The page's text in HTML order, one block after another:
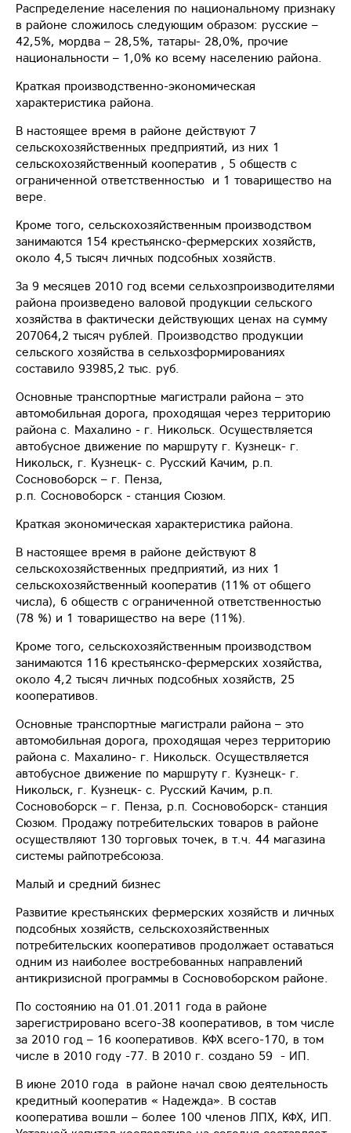
Распределение населения по национальному признаку
в районе сложилось следующим образом: русские –
42,5%, мордва – 28,5%, татары- 28,0%, прочие
национальности – 1,0% ко всему населению района.
Краткая производственно-экономическая
характеристика района.
В настоящее время в районе действуют 7
сельскохозяйственных предприятий, из них 1
сельскохозяйственный кооператив , 5 обществ с
ограниченной ответственностью и 1 товарищество на
вере.
Кроме того, сельскохозяйственным производством
занимаются 154 крестьянско-фермерских хозяйств,
около 4,5 тысяч личных подсобных хозяйств.
За 9 месяцев 2010 год всеми сельхозпроизводителями
района произведено валовой продукции сельского
хозяйства в фактически действующих ценах на сумму
207064,2 тысяч рублей. Производство продукции
сельского хозяйства в сельхозформированиях
составило 93985,2 тыс. руб.
Основные транспортные магистрали района – это
автомобильная дорога, проходящая через территорию
района с. Махалино - г. Никольск. Осуществляется
автобусное движение по маршруту г. Кузнецк- г.
Никольск, г. Кузнецк- с. Русский Качим, р.п.
Сосновоборск – г. Пенза,
р.п. Сосновоборск - станция Сюзюм.
Краткая экономическая характеристика района.
В настоящее время в районе действуют 8
сельскохозяйственных предприятий, из них 1
сельскохозяйственный кооператив (11% от общего
числа), 6 обществ с ограниченной ответственностью
(78 %) и 1 товарищество на вере (11%).
Кроме того, сельскохозяйственным производством
занимаются 116 крестьянско-фермерских хозяйства,
около 4,2 тысяч личных подсобных хозяйств, 25
кооперативов.
Основные транспортные магистрали района – это
автомобильная дорога, проходящая через территорию
района с. Махалино- г. Никольск. Осуществляется
автобусное движение по маршруту г. Кузнецк- г.
Никольск, г. Кузнецк- с. Русский Качим, р.п.
Сосновоборск – г. Пенза, р.п. Сосновоборск- станция
Сюзюм. Продажу потребительских товаров в районе
осуществляют 130 торговых точек, в т.ч. 44 магазина
системы райпотребсоюза.
Малый и средний бизнес
Развитие крестьянских фермерских хозяйств и личных
подсобных хозяйств, сельскохозяйственных
потребительских кооперативов продолжает оставаться
одним из наиболее востребованных направлений
антикризисной программы в Сосновоборском районе.
По состоянию на 01.01.2011 года в районе
зарегистрировано всего-38 кооперативов, в том числе
за 2010 год – 16 кооперативов. КФХ всего-170, в том
числе в 2010 году -77. В 2010 г. создано 59 - ИП.
В июне 2010 года в районе начал свою деятельность
кредитный кооператив « Надежда». В состав
кооператива вошли – более 100 членов ЛПХ, КФХ, ИП.